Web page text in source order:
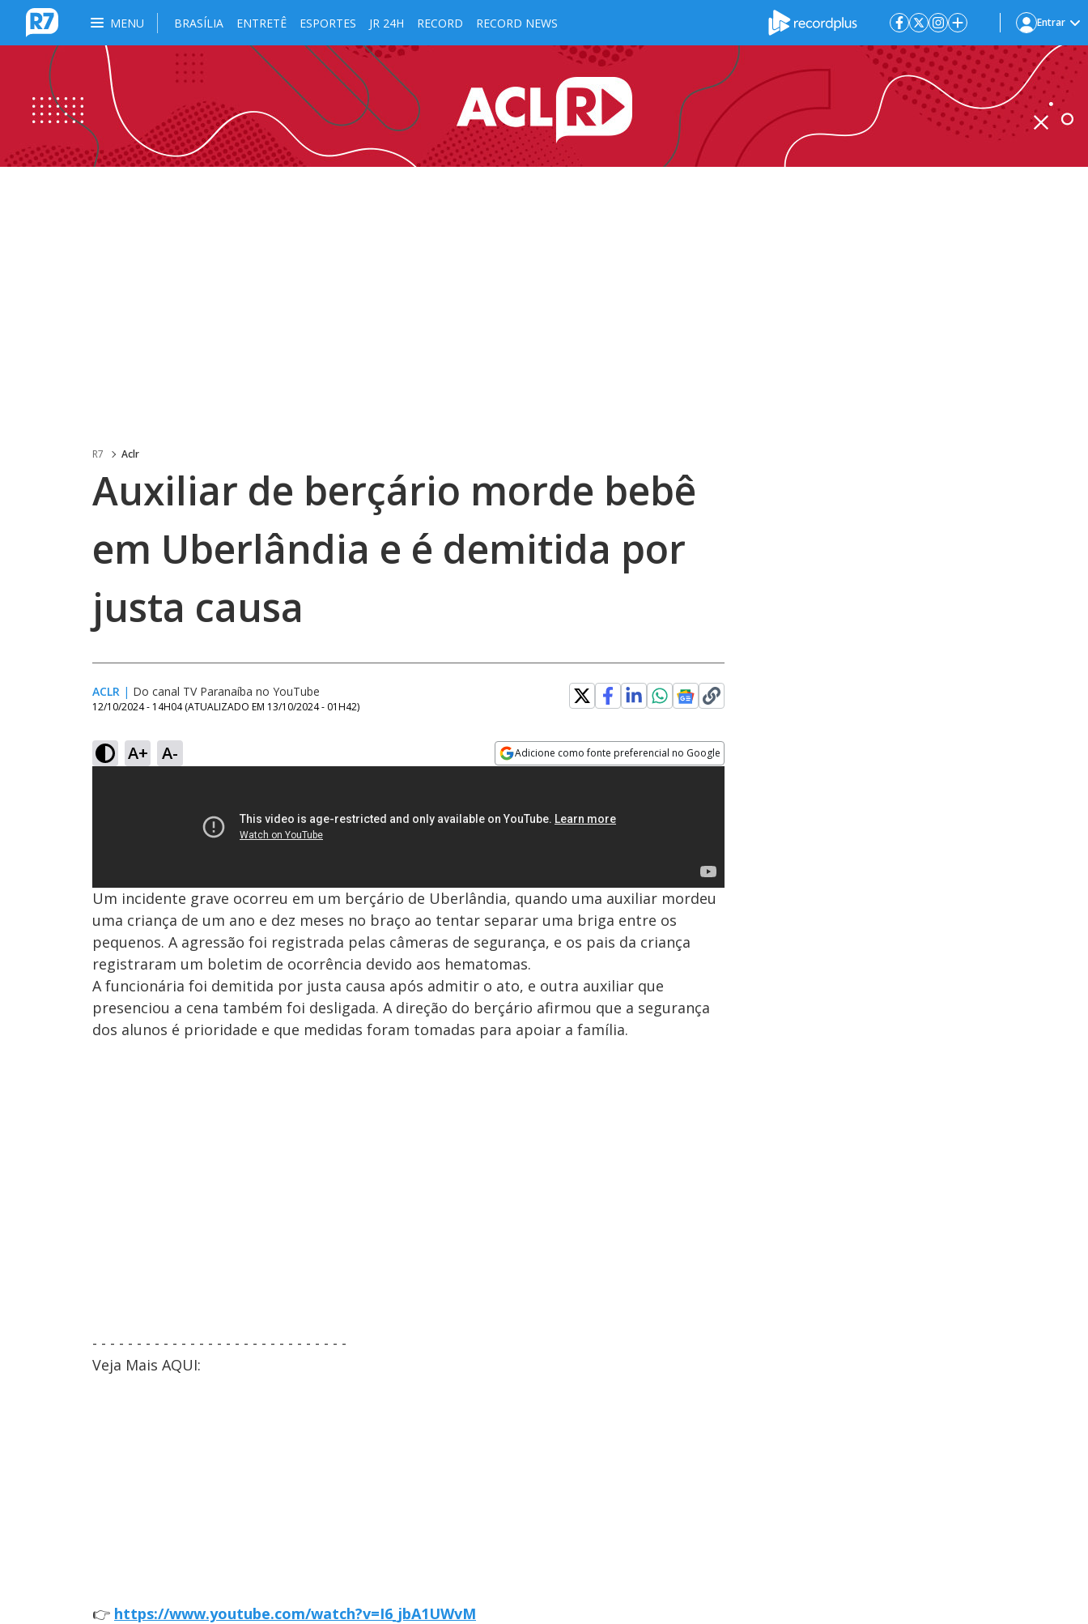
MENU BRASÍLIA ENTRETÊ ESPORTES JR 24H RECORD RECORD NEWS Entrar
R7 Aclr
Auxiliar de berçário morde bebê
em Uberlândia e é demitida por
justa causa
ACLR | Do canal TV Paranaíba no YouTube
12/10/2024 - 14H04 (ATUALIZADO EM 13/10/2024 - 01H42)
A+ A- Adicione como fonte preferencial no Google
Um incidente grave ocorreu em um berçário de Uberlândia, quando uma auxiliar mordeu
uma criança de um ano e dez meses no braço ao tentar separar uma briga entre os
pequenos. A agressão foi registrada pelas câmeras de segurança, e os pais da criança
registraram um boletim de ocorrência devido aos hematomas.
A funcionária foi demitida por justa causa após admitir o ato, e outra auxiliar que
presenciou a cena também foi desligada. A direção do berçário afirmou que a segurança
dos alunos é prioridade e que medidas foram tomadas para apoiar a família.
- - - - - - - - - - - - - - - - - - - - - - - - - - - - -
Veja Mais AQUI:
👉 https://www.youtube.com/watch?v=I6_jbA1UWvM